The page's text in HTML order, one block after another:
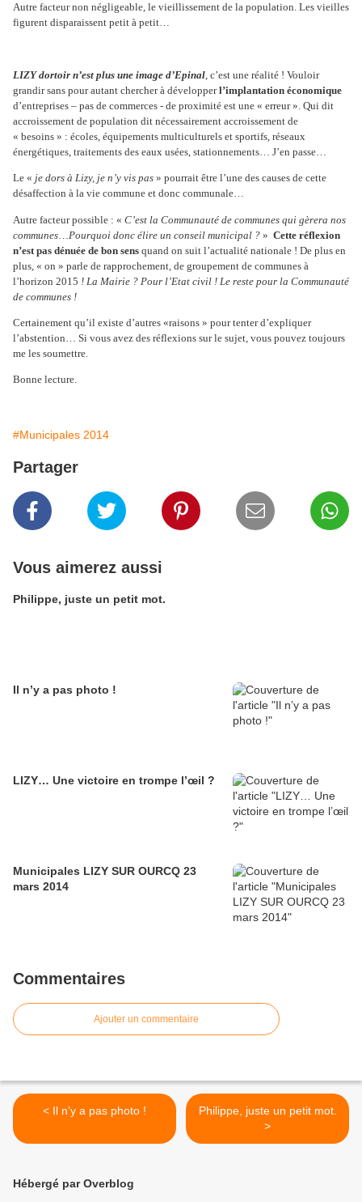
Autre facteur non négligeable, le vieillissement de la population. Les vieilles
figurent disparaissent petit à petit…
LIZY dortoir n’est plus une image d’Epinal , c’est une réalité ! Vouloir
grandir sans pour autant chercher à développerl’implantation économique
d’entreprises – pas de commerces - de proximité est une « erreur ». Qui dit
accroissement de population dit nécessairement accroissement de
« besoins » : écoles, équipements multiculturels et sportifs, réseaux
énergétiques, traitements des eaux usées, stationnements… J’en passe…
Le « je dors à Lizy, je n’y vis pas » pourrait être l’une des causes de cette
désaffection à la vie commune et donc communale…
Autre facteur possible : « C’est la Communauté de communes qui gèrera nos
communes
Pourquoi donc élire un conseil municipal ? » Cette réflexion
n’est pas dénuée de bon sens quand on suit l’actualité nationale ! De plus en
plus, « on » parle de rapprochement, de groupement de communes à
l’horizon 2015 ! La Mairie ? Pour l’Etat civil ! Le reste pour la Communauté
de communes !
Certainement qu’il existe d’autres «raisons » pour tenter d’expliquer
l’abstention… Si vous avez des réflexions sur le sujet, vous pouvez toujours
me les soumettre.
Bonne lecture.
#Municipales 2014
Partager
Vous aimerez aussi
Philippe, juste un petit mot.
Il n’y a pas photo !
LIZY… Une victoire en trompe l’œil ?
Municipales LIZY SUR OURCQ 23
mars 2014
Commentaires
Ajouter un commentaire
< Il n’y a pas photo !
Philippe, juste un petit mot.
>
Hébergé par Overblog